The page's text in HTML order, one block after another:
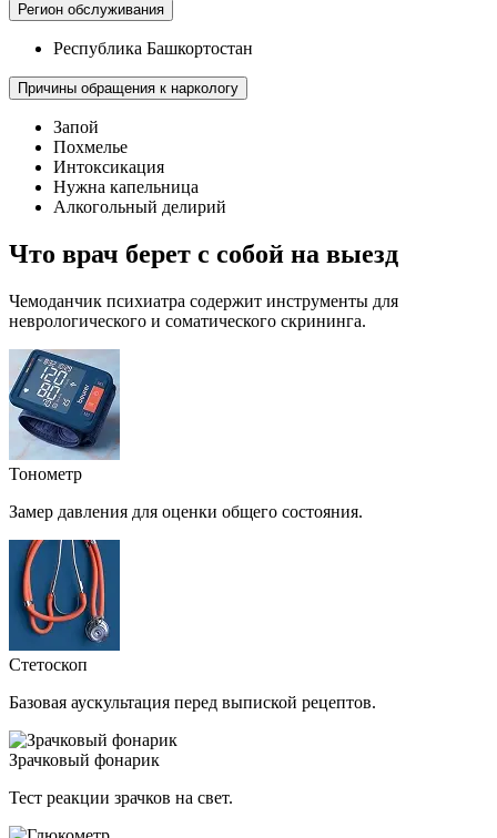
Регион обслуживания
Республика Башкортостан
Причины обращения к наркологу
Запой
Похмелье
Интоксикация
Нужна капельница
Алкогольный делирий
Что врач берет с собой на выезд
Чемоданчик психиатра содержит инструменты для
неврологического и соматического скрининга.
Тонометр
Замер давления для оценки общего состояния.
Стетоскоп
Базовая аускультация перед выпиской рецептов.
Зрачковый фонарик
Тест реакции зрачков на свет.